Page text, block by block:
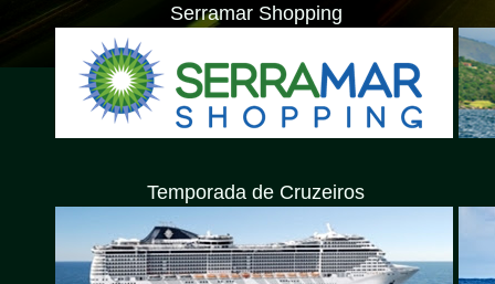
Serramar Shopping
Temporada de Cruzeiros